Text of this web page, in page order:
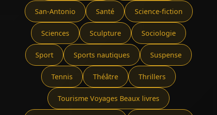
San-Antonio Santé Science-fiction
Sciences Sculpture Sociologie
Sport Sports nautiques Suspense
Tennis Théâtre Thrillers
Tourisme Voyages Beaux livres